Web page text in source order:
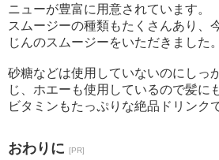
ニューが豊富に用意されています。
スムージーの種類もたくさんあり、
じんのスムージーをいただきました。
砂糖などは使用していないのにしっ
じ、ホエーも使用しているので髪に
ビタミンもたっぷりな絶品ドリンク
おわりに [PR]